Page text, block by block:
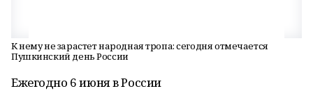
К нему не зарастет народная тропа: сегодня отмечается
Пушкинский день России
Ежегодно 6 июня в России